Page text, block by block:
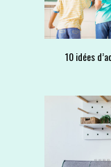
10 idées